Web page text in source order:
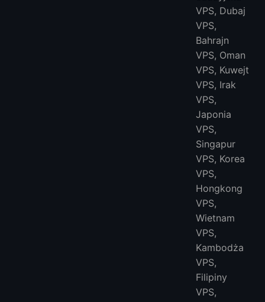
VPS, Dubaj
VPS,
Bahrajn
VPS, Oman
VPS, Kuwejt
VPS, Irak
VPS,
Japonia
VPS,
Singapur
VPS, Korea
VPS,
Hongkong
VPS,
Wietnam
VPS,
Kambodża
VPS,
Filipiny
VPS,